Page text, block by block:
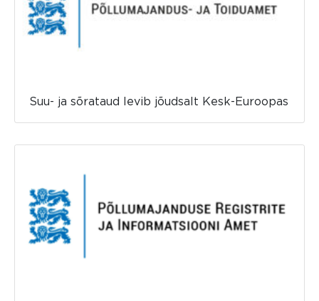
Suu- ja sõrataud levib jõudsalt Kesk-Euroopas